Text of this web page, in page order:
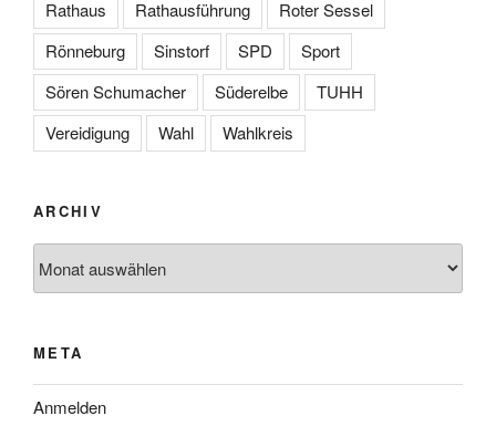
Rathaus
Rathausführung
Roter Sessel
Rönneburg
Sinstorf SPD
Sport
Sören Schumacher
Süderelbe
TUHH
Vereidigung
Wahl Wahlkreis
ARCHIV
META
Anmelden